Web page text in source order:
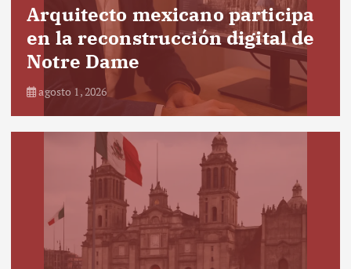
Arquitecto mexicano participa
en la reconstrucción digital de
Notre Dame
agosto 1, 2026